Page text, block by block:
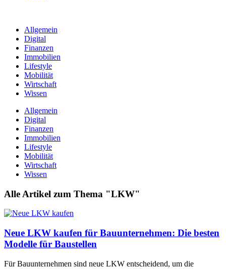
Allgemein
Digital
Finanzen
Immobilien
Lifestyle
Mobilität
Wirtschaft
Wissen
Allgemein
Digital
Finanzen
Immobilien
Lifestyle
Mobilität
Wirtschaft
Wissen
Alle Artikel zum Thema "LKW"
Neue LKW kaufen für Bauunternehmen: Die besten
Modelle für Baustellen
Für Bauunternehmen sind neue LKW entscheidend, um die